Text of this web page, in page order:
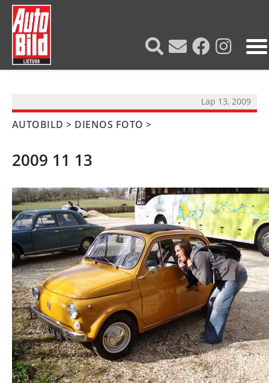
NAUJIENOS
TESTAI
NAUJI
NAUDOTI
REPORTAŽAI
Lap 13, 2009
AUTOBILD > DIENOS FOTO >
2009 11 13